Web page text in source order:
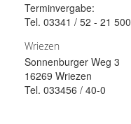
Terminvergabe:
Tel. 03341 / 52 - 21 500
Wriezen
Sonnenburger Weg 3
16269 Wriezen
Tel. 033456 / 40-0